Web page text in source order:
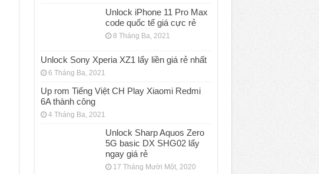
Unlock iPhone 11 Pro Max
code quốc tế giá cực rẻ
8 Tháng Ba, 2021
Unlock Sony Xperia XZ1 lấy liền giá rẻ nhất
6 Tháng Ba, 2021
Up rom Tiếng Việt CH Play Xiaomi Redmi
6A thành công
4 Tháng Ba, 2021
Unlock Sharp Aquos Zero
5G basic DX SHG02 lấy
ngay giá rẻ
17 Tháng Mười Một, 2020